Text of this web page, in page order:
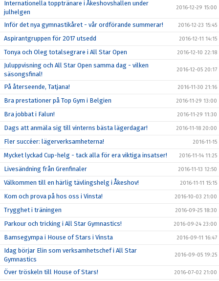
Internationella topptränare i Åkeshovshallen under
julhelgen
2016-12-29 15:00
Inför det nya gymnastikåret - vår ordförande summerar! 2016-12-23 15:45
Aspirantgruppen för 2017 utsedd 2016-12-11 14:15
Tonya och Oleg totalsegrare i All Star Open 2016-12-10 22:18
Juluppvisning och All Star Open samma dag - vilken
säsongsfinal!
2016-12-05 20:17
På återseende, Tatjana! 2016-11-30 21:16
Bra prestationer på Top Gym i Belgien 2016-11-29 13:00
Bra jobbat i Falun! 2016-11-29 11:30
Dags att anmäla sig till vinterns bästa lägerdagar! 2016-11-18 20:00
Fler succéer: lägerverksamheterna! 2016-11-15
Mycket lyckad Cup-helg - tack alla för era viktiga insatser! 2016-11-14 11:25
Livesändning från Grenfinaler 2016-11-13 12:50
Välkommen till en härlig tävlingshelg i Åkeshov! 2016-11-11 15:15
Kom och prova på hos oss i Vinsta! 2016-10-03 21:00
Trygghet i träningen 2016-09-25 18:30
Parkour och tricking i All Star Gymnastics! 2016-09-24 23:00
Bamsegympa i House of Stars i Vinsta 2016-09-11 16:47
Idag börjar Elin som verksamhetschef i All Star
Gymnastics
2016-09-05 19:25
Över tröskeln till House of Stars! 2016-07-02 21:00